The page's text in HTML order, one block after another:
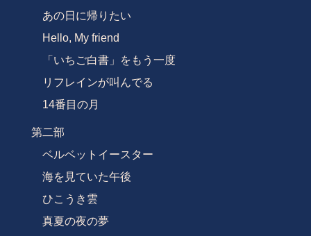
あの日に帰りたい
Hello, My friend
「いちご白書」をもう一度
リフレインが叫んでる
14番目の月
第二部
ベルベットイースター
海を見ていた午後
ひこうき雲
真夏の夜の夢